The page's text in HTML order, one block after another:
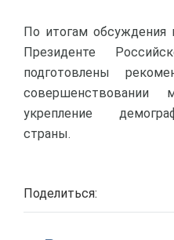
По итогам обсуждения
Президенте
подготовлены
совершенствовании
укрепление
страны.
Поделиться: